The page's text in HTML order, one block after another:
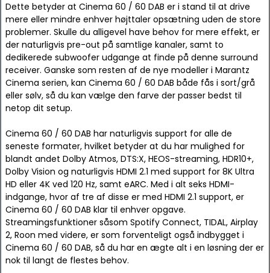
Dette betyder at Cinema 60 / 60 DAB er i stand til at drive
mere eller mindre enhver højttaler opsætning uden de store
problemer. Skulle du alligevel have behov for mere effekt, er
der naturligvis pre-out på samtlige kanaler, samt to
dedikerede subwoofer udgange at finde på denne surround
receiver. Ganske som resten af de nye modeller i Marantz
Cinema serien, kan Cinema 60 / 60 DAB både fås i sort/grå
eller sølv, så du kan vælge den farve der passer bedst til
netop dit setup.
Cinema 60 / 60 DAB har naturligvis support for alle de
seneste formater, hvilket betyder at du har mulighed for
blandt andet Dolby Atmos, DTS:X, HEOS-streaming, HDR10+,
Dolby Vision og naturligvis HDMI 2.1 med support for 8K Ultra
HD eller 4K ved 120 Hz, samt eARC. Med i alt seks HDMI-
indgange, hvor af tre af disse er med HDMI 2.1 support, er
Cinema 60 / 60 DAB klar til enhver opgave.
Streamingsfunktioner såsom Spotify Connect, TIDAL, Airplay
2, Roon med videre, er som forventeligt også indbygget i
Cinema 60 / 60 DAB, så du har en ægte alt i en løsning der er
nok til langt de flestes behov.